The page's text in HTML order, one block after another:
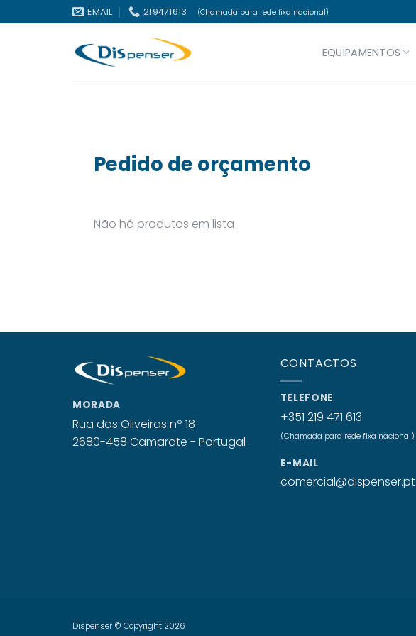
to
EMAIL 219471613 (Chamada para rede fixa nacional)
EQUIPAMENTOS
Pedido de orçamento
Não há produtos em lista
MORADA
Rua das Oliveiras nº 18
2680-458 Camarate - Portugal
CONTACTOS
TELEFONE
+351 219 471 613
(Chamada para rede fixa nacional)
E-MAIL
comercial@dispenser.pt
Dispenser © Copyright 2026